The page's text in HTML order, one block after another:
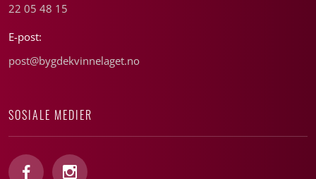
22 05 48 15
E-post:
post@bygdekvinnelaget.no
SOSIALE MEDIER